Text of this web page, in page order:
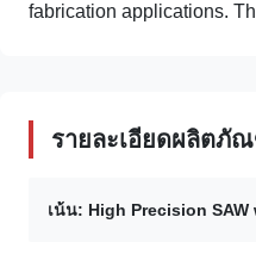
fabrication applications.
รายละเอียดผลิตภั
เน้น: High Precision